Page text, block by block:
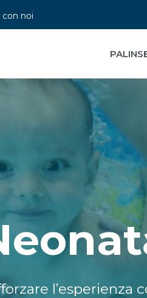
con noi
l’esperienza